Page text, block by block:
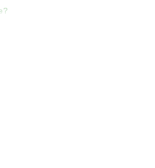
мировой войны. Увидите
мрачного места. И, конечно, вы
легендарная "Энигма"
секретные коды. И это еще
замка, тайны острова